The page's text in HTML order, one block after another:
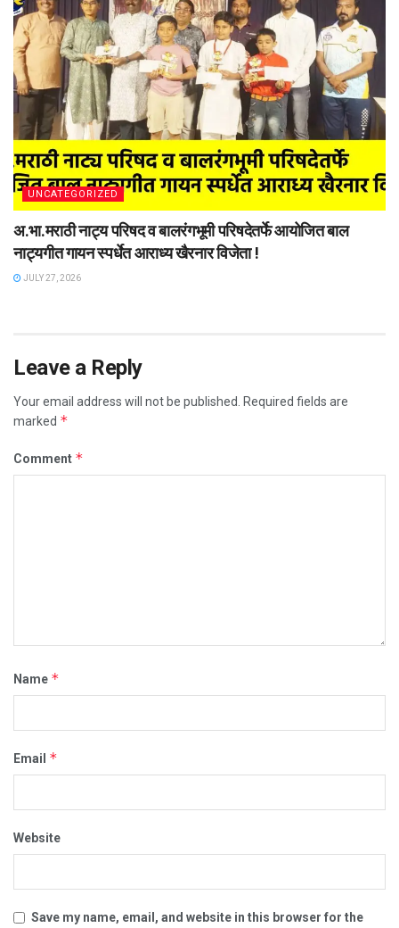
UNCATEGORIZED
अ.भा.मराठी नाट्य परिषद व बालरंगभूमी परिषदेतर्फे आयोजित बाल
नाट्यगीत गायन स्पर्धेत आराध्य खैरनार विजेता !
JULY 27, 2026
Leave a Reply
Your email address will not be published.
Required fields are
marked *
Comment *
Name *
Email *
Website
Save my name, email, and website in this browser for the